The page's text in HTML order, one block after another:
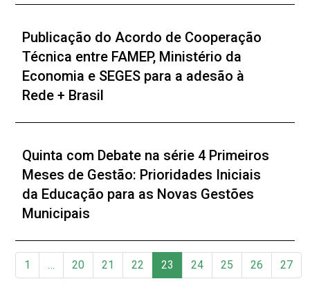
Publicação do Acordo de Cooperação
Técnica entre FAMEP, Ministério da
Economia e SEGES para a adesão à
Rede + Brasil
Quinta com Debate na série 4 Primeiros
Meses de Gestão: Prioridades Iniciais
da Educação para as Novas Gestões
Municipais
1 … 20 21 22 23 24 25 26 27